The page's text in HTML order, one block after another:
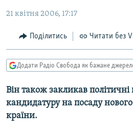
УКРАЇНА
СВІТ
СХЕМИ
КИТАЙ.ВИКЛИКИ
ФОТО
СПЕЦПРОЄКТИ
21 квітня 2006, 17:17
Поділитись Читати без
Додати Радіо Свобода як бажане
Він також закликав політичні
кандидатуру на посаду
країни.